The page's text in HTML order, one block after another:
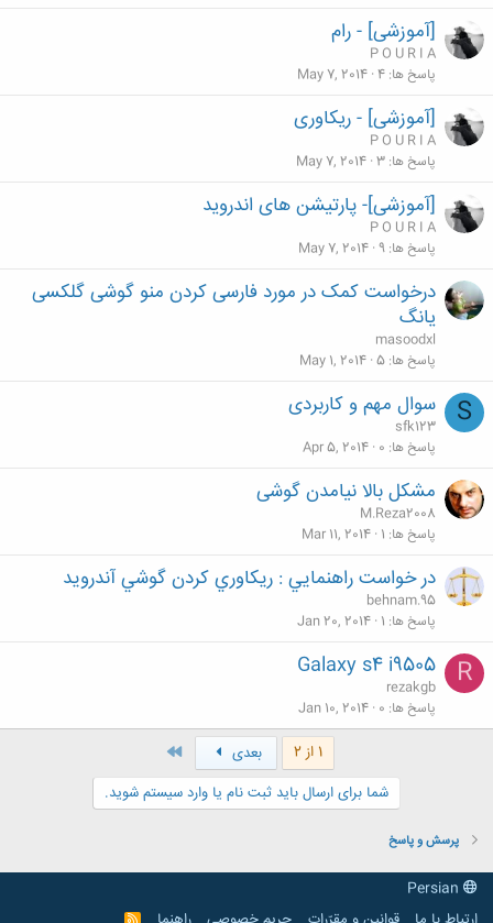
[آموزشی] - رام
P O U R I A
پاسخ ها 4
May 7, 2014
[آموزشی] - ریکاوری
P O U R I A
پاسخ ها 3
May 7, 2014
[آموزشی]- پارتیشن های اندروید
P O U R I A
پاسخ ها 9
May 7, 2014
درخواست کمک در مورد فارسی کردن منو گوشی گلکسی
یانگ
masoodxl
پاسخ ها 5
May 1, 2014
S سوال مهم و کاربردی
sfk123
پاسخ ها 0
Apr 5, 2014
مشکل بالا نیامدن گوشی
M.Reza2008
پاسخ ها 1
Mar 11, 2014
در خواست راهنمايي : ريكاوري كردن گوشي آندرويد
behnam.95
پاسخ ها 1
Jan 20, 2014
R
Galaxy s4 i9505
rezakgb
پاسخ ها 0
Jan 10, 2014
1 از 2 بعدی
شما برای ارسال باید ثبت نام یا وارد سیستم شوید.
پرسش و پاسخ
R